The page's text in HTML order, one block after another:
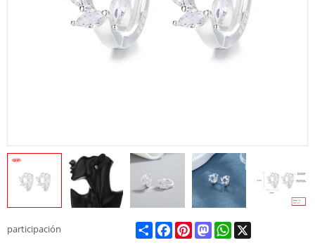
participación ShareFacebookPinterestMastodonWhatsApp